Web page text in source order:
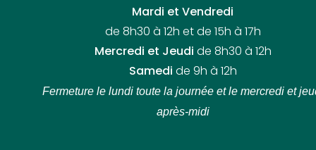
Mardi et Vendredi
de 8h30 à 12h et de 15h à 17h
Mercredi et Jeudi de 8h30 à 12h
Samedi de 9h à 12h
Fermeture le lundi toute la journée et le mercredi et
après-midi